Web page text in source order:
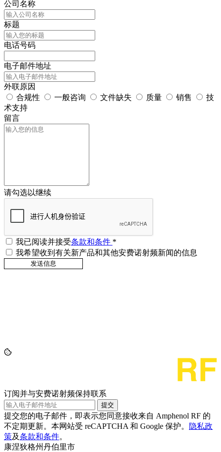
公司名称
标题
电话号码
电子邮件地址
外联原因
合规性
一般咨询 文件缺失 质量 销售
技
术支持
留言
请勾选以继续
我已阅读并接受条款和条件 *
我希望收到有关新产品和其他安费诺射频新闻的信息
订阅并与安费诺射频保持联系
提交
提交您的电子邮件，即表示您同意接收来自 Amphenol RF 的
不定期更新。本网站受 reCAPTCHA 和 Google 保护。
隐私政
策及条款和条件。
康涅狄格州丹伯里市